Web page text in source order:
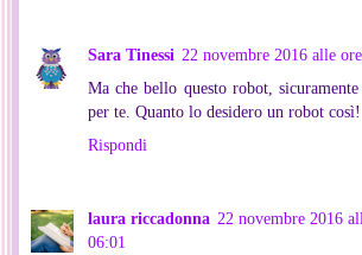
Sara Tinessi 22 novembre 2016 alle
Ma che bello questo robot,
per te. Quanto lo desidero un robot così!
Rispondi
laura riccadonna 22 novembre 2016
06:01